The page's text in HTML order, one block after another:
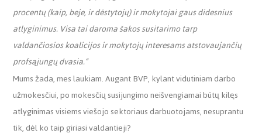
procentų (kaip, beje, ir dėstytojų) ir mokytojai gaus didesnius
atlyginimus. Visa tai daroma šakos susitarimo tarp
valdančiosios koalicijos ir mokytojų interesams atstovaujančių
profsąjungų dvasia.“
Mums žada, mes laukiam. Augant BVP, kylant vidutiniam darbo
užmokesčiui, po mokesčių susijungimo neišvengiamai būtų kilęs
atlyginimas visiems viešojo sektoriaus darbuotojams, nesuprantu
tik, dėl ko taip giriasi valdantieji?